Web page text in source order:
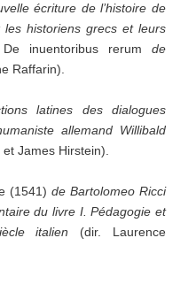
écriture de l’histoire de
les historiens grecs et leurs
De inuentoribus rerum de
Raffarin).
latines des dialogues
allemand Willibald
James Hirstein).
(1541) de Bartolomeo Ricci
du livre I. Pédagogie et
italien (dir. Laurence